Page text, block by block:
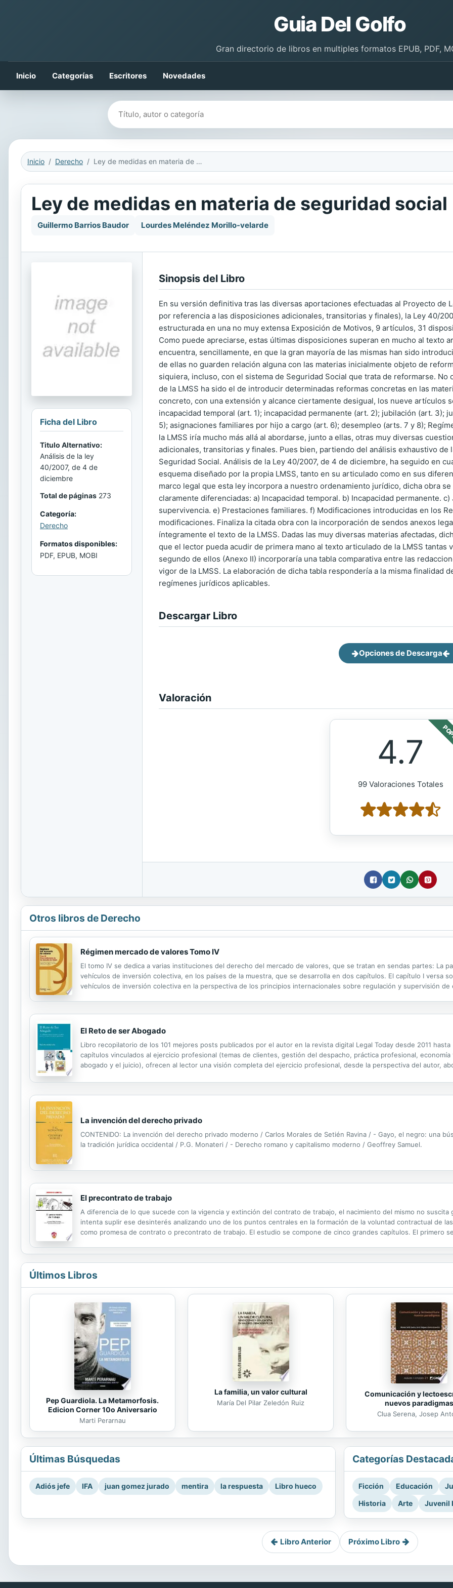
Guia Del Golfo
Gran directorio de libros en multiples formatos EPUB, PDF,
Inicio Categorías Escritores Novedades
Buscar libros
Inicio Derecho Ley de medidas en materia de seguridad social
Ley de medidas en materia de seguridad social
Guillermo Barrios Baudor Lourdes Meléndez Morillo-velarde
Ficha del Libro
Titulo Alternativo:
Análisis de la ley
40/2007, de 4 de
diciembre
Total de páginas 273
Categoría:
Derecho
Formatos disponibles:
PDF, EPUB, MOBI
Sinopsis del Libro
En su versión definitiva tras las diversas aportaciones efectuadas al Proyecto de
por referencia a las disposiciones adicionales, transitorias y finales), la Ley 40/
estructurada en una no muy extensa Exposición de Motivos, 9 artículos, 31
Como puede apreciarse, estas últimas disposiciones superan en mucho al texto
encuentra, sencillamente, en que la gran mayoría de las mismas han sido
de ellas no guarden relación alguna con las materias inicialmente objeto de
siquiera, incluso, con el sistema de Seguridad Social que trata de reformarse.
de la LMSS ha sido el de introducir determinadas reformas concretas en las
concreto, con una extensión y alcance ciertamente desigual, los nueve artículos
incapacidad temporal (art. 1); incapacidad permanente (art. 2); jubilación (art. 3);
5); asignaciones familiares por hijo a cargo (art. 6); desempleo (arts. 7 y 8);
la LMSS iría mucho más allá al abordarse, junto a ellas, otras muy diversas
adicionales, transitorias y finales. Pues bien, partiendo del análisis exhaustivo de
Seguridad Social. Análisis de la Ley 40/2007, de 4 de diciembre, ha seguido en
esquema diseñado por la propia LMSS, tanto en su articulado como en sus
marco legal que esta ley incorpora a nuestro ordenamiento jurídico, dicha obra
claramente diferenciadas: a) Incapacidad temporal. b) Incapacidad permanente.
supervivencia. e) Prestaciones familiares. f) Modificaciones introducidas en los
modificaciones. Finaliza la citada obra con la incorporación de sendos anexos
íntegramente el texto de la LMSS. Dadas las muy diversas materias afectadas,
que el lector pueda acudir de primera mano al texto articulado de la LMSS
segundo de ellos (Anexo II) incorporaría una tabla comparativa entre las
vigor de la LMSS. La elaboración de dicha tabla respondería a la misma finalidad
regímenes jurídicos aplicables.
Descargar Libro
Opciones de Descarga
Valoración
4.7
99 Valoraciones Totales
Otros libros de Derecho
Régimen mercado de valores Tomo IV
El tomo IV se dedica a varias instituciones del derecho del mercado de valores, que se tratan en sendas partes: La
vehículos de inversión colectiva, en los países de la muestra, que se desarrolla en dos capítulos. El capítulo I versa
vehículos de inversión colectiva en la perspectiva de los principios internacionales sobre regulación y supervisión
El Reto de ser Abogado
Libro recopilatorio de los 101 mejores posts publicados por el autor en la revista digital Legal Today desde 2011
capítulos vinculados al ejercicio profesional (temas de clientes, gestión del despacho, práctica profesional,
abogado y el juicio), ofrecen al lector una visión completa del ejercicio profesional, desde la perspectiva del autor,
La invención del derecho privado
CONTENIDO: La invención del derecho privado moderno / Carlos Morales de Setién Ravina / - Gayo, el negro: una
la tradición jurídica occidental / P.G. Monateri / - Derecho romano y capitalismo moderno / Geoffrey Samuel.
El precontrato de trabajo
A diferencia de lo que sucede con la vigencia y extinción del contrato de trabajo, el nacimiento del mismo no suscita
intenta suplir ese desinterés analizando uno de los puntos centrales en la formación de la voluntad contractual de
como promesa de contrato o precontrato de trabajo. El estudio se compone de cinco grandes capítulos. El primero
Últimos Libros
Pep Guardiola. La Metamorfosis.
Edicion Corner 10o Aniversario
Marti Perarnau
La familia, un valor cultural
María Del Pilar Zeledón Ruiz
Comunicación y
nuevos paradigmas
Clua Serena, Josep
Últimas Búsquedas
Adiós jefe IFA juan gomez jurado mentira la respuesta Libro hueco
Categorías
Ficción Educación
Historia
Arte Juvenil
Libro Anterior Próximo Libro